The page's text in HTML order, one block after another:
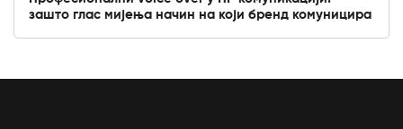
зашто глас мијења начин на који бренд комуницира